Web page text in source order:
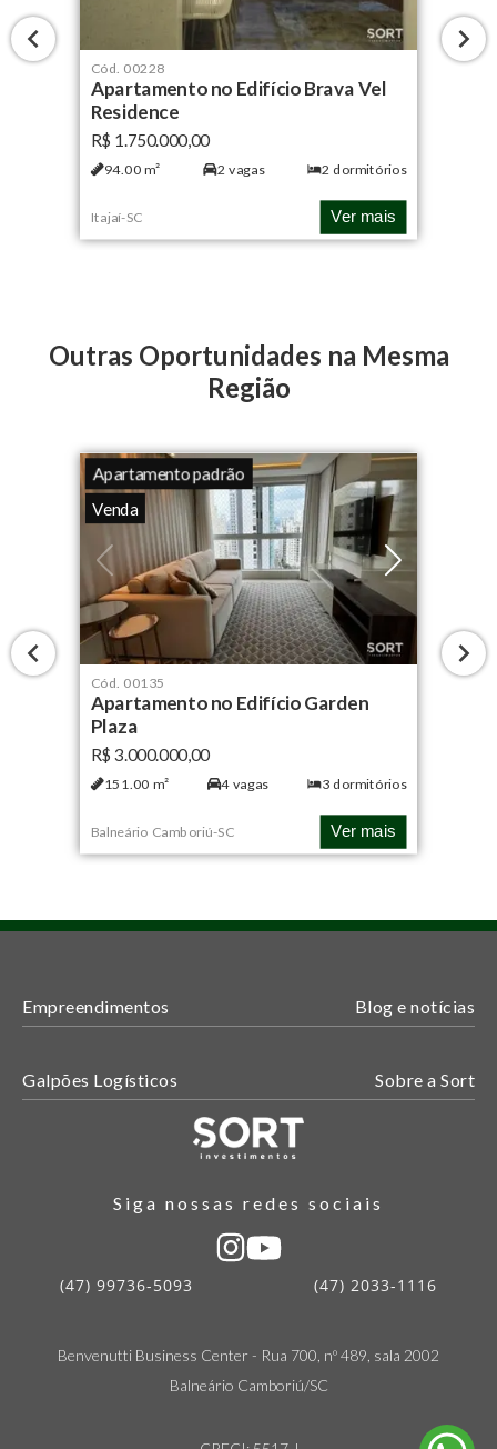
Cód. 00228
Apartamento no Edifício Brava Vel
Residence
R$ 1.750.000,00
94.00m² 2 vagas 2 dormitórios
Itajaí-SC Ver mais
Outras Oportunidades na Mesma
Região
Apartamento padrão
Venda
Cód. 00135
Apartamento no Edifício Garden
Plaza
R$ 3.000.000,00
151.00 m² 4vagas 3 dormitórios
Balneário Camboriú-SC Ver mais
Empreendimentos Blog e notícias
Galpões Logísticos Sobre a Sort
Siga nossas redes sociais
(47) 99736-5093 (47) 2033-1116
Benvenutti Business Center - Rua 700, nº 489, sala 2002
Balneário Camboriú/SC